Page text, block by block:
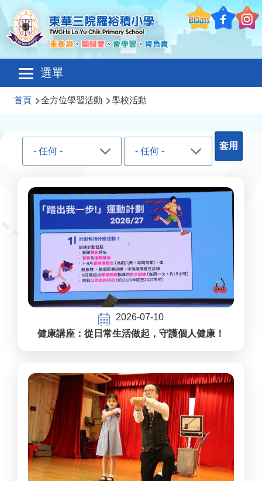
移至主內容
選單
Main
navigation
導
連
首頁 全方位學習活動 學校活動
2026-07-10
健康講座：從日常生活做起，守護個人健康！